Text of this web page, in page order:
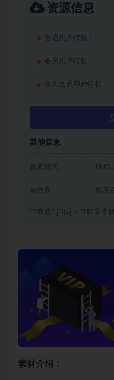
资源信息
普通用户特权：
会员用户特权：
永久会员用户特权：
其他信息
资源格式
有效期 购买
下载遇到问题？可联系客
素材介绍：